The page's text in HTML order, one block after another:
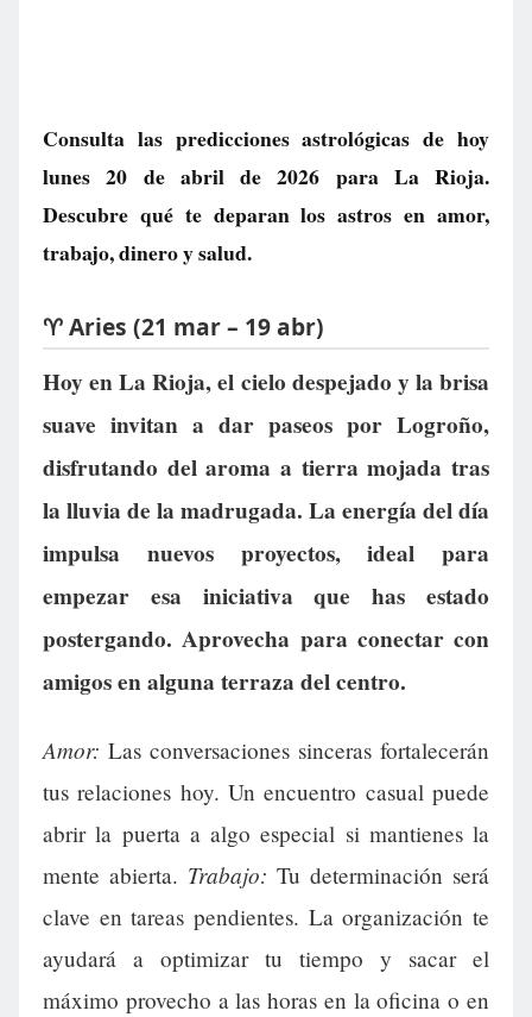
Consulta las predicciones astrológicas de hoy
lunes 20 de abril de 2026 para La Rioja.
Descubre qué te deparan los astros en amor,
trabajo, dinero y salud.
♈ Aries (21 mar – 19 abr)
Hoy en La Rioja, el cielo despejado y la brisa
suave invitan a dar paseos por Logroño,
disfrutando del aroma a tierra mojada tras
la lluvia de la madrugada. La energía del día
impulsa nuevos proyectos, ideal para
empezar esa iniciativa que has estado
postergando. Aprovecha para conectar con
amigos en alguna terraza del centro.
Amor: Las conversaciones sinceras fortalecerán
tus relaciones hoy. Un encuentro casual puede
abrir la puerta a algo especial si mantienes la
mente abierta. Trabajo: Tu determinación será
clave en tareas pendientes. La organización te
ayudará a optimizar tu tiempo y sacar el
máximo provecho a las horas en la oficina o en